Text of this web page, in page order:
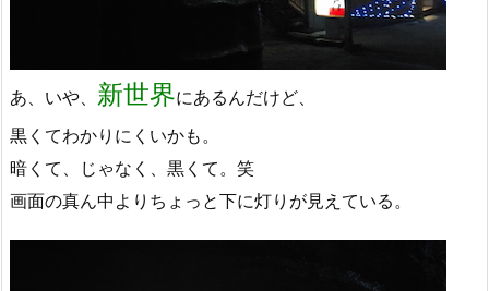
あ、いや、 新世界にあるんだけど、
黒くてわかりにくいかも。
暗くて、じゃなく、黒くて。笑
画面の真ん中よりちょっと下に灯りが見えている。